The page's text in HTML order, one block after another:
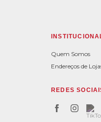
Quem Somos
Endereços de
REDES